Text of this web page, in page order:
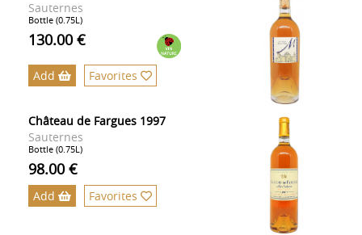
Sauternes
Bottle (0.75L)
130.00 €
Add Favorites
Château de Fargues 1997
Sauternes
Bottle (0.75L)
98.00 €
Add Favorites